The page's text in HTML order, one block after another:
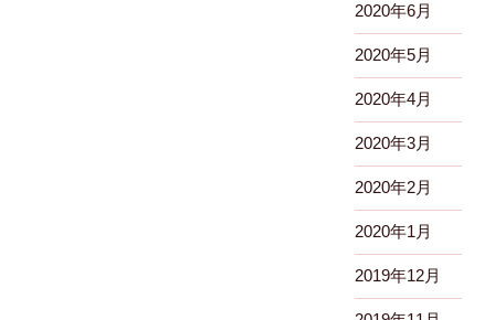
2020年6月
2020年5月
2020年4月
2020年3月
2020年2月
2020年1月
2019年12月